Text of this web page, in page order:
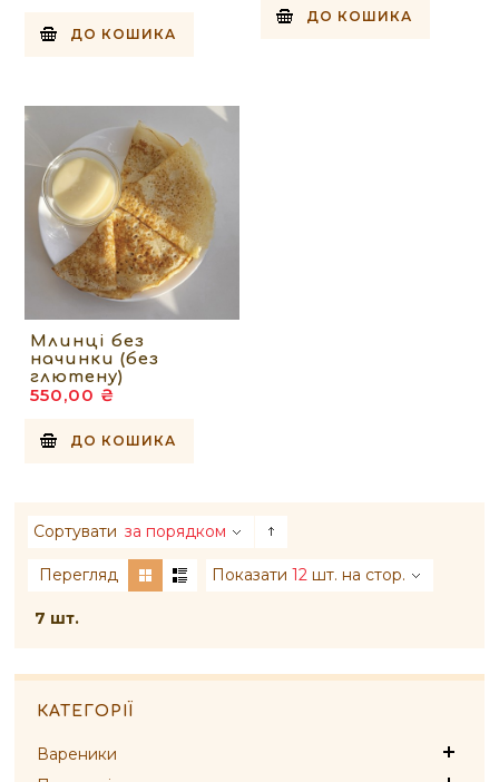
ДО КОШИКА
ДО КОШИКА
Млинці без
начинки (без
глютену)
550,00 ₴
ДО КОШИКА
Сортувати за порядком
Перегляд Показати 12 шт. на стор.
7 шт.
КАТЕГОРІЇ
Вареники